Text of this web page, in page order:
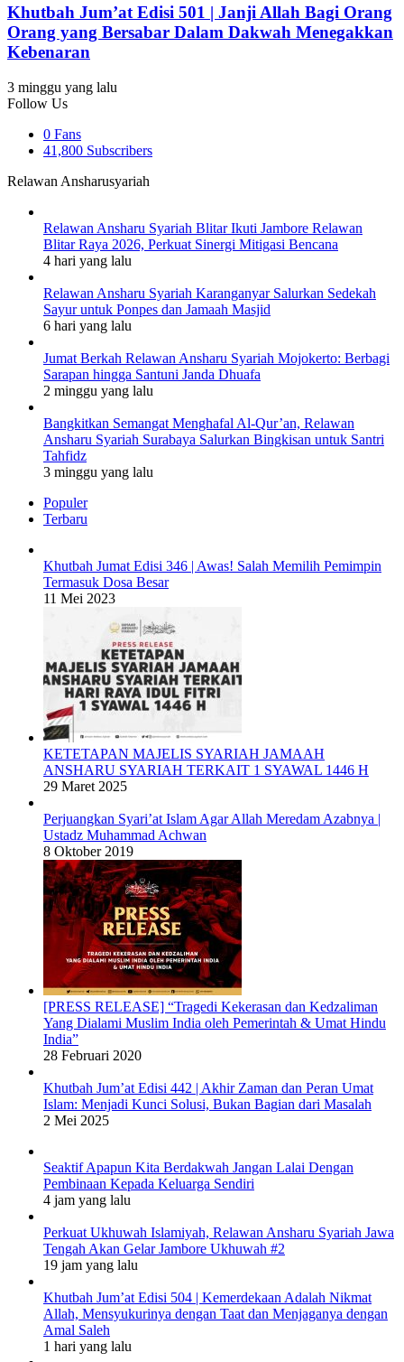
Khutbah Jum’at Edisi 501 | Janji Allah Bagi Orang
Orang yang Bersabar Dalam Dakwah Menegakkan
Kebenaran
3 minggu yang lalu
Follow Us
0 Fans
41,800 Subscribers
Relawan Ansharusyariah
Relawan Ansharu Syariah Blitar Ikuti Jambore Relawan
Blitar Raya 2026, Perkuat Sinergi Mitigasi Bencana
4 hari yang lalu
Relawan Ansharu Syariah Karanganyar Salurkan Sedekah
Sayur untuk Ponpes dan Jamaah Masjid
6 hari yang lalu
Jumat Berkah Relawan Ansharu Syariah Mojokerto: Berbagi
Sarapan hingga Santuni Janda Dhuafa
2 minggu yang lalu
Bangkitkan Semangat Menghafal Al-Qur’an, Relawan
Ansharu Syariah Surabaya Salurkan Bingkisan untuk Santri
Tahfidz
3 minggu yang lalu
Populer
Terbaru
Khutbah Jumat Edisi 346 | Awas! Salah Memilih Pemimpin
Termasuk Dosa Besar
11 Mei 2023
KETETAPAN MAJELIS SYARIAH JAMAAH
ANSHARU SYARIAH TERKAIT 1 SYAWAL 1446 H
29 Maret 2025
Perjuangkan Syari’at Islam Agar Allah Meredam Azabnya |
Ustadz Muhammad Achwan
8 Oktober 2019
[PRESS RELEASE] “Tragedi Kekerasan dan Kedzaliman
Yang Dialami Muslim India oleh Pemerintah & Umat Hindu
India”
28 Februari 2020
Khutbah Jum’at Edisi 442 | Akhir Zaman dan Peran Umat
Islam: Menjadi Kunci Solusi, Bukan Bagian dari Masalah
2 Mei 2025
Seaktif Apapun Kita Berdakwah Jangan Lalai Dengan
Pembinaan Kepada Keluarga Sendiri
4 jam yang lalu
Perkuat Ukhuwah Islamiyah, Relawan Ansharu Syariah Jawa
Tengah Akan Gelar Jambore Ukhuwah #2
19 jam yang lalu
Khutbah Jum’at Edisi 504 | Kemerdekaan Adalah Nikmat
Allah, Mensyukurinya dengan Taat dan Menjaganya dengan
Amal Saleh
1 hari yang lalu